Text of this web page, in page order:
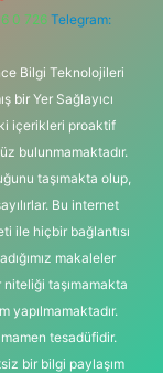
0 726 Telegram:
Bilgi Teknolojileri
bir Yer Sağlayıcı
içerikleri proaktif
bulunmamaktadır.
taşımakta olup,
Bu internet
ile hiçbir bağlantısı
makaleler
taşımamakta
yapılmamaktadır.
tesadüfidir.
bir bilgi paylaşım